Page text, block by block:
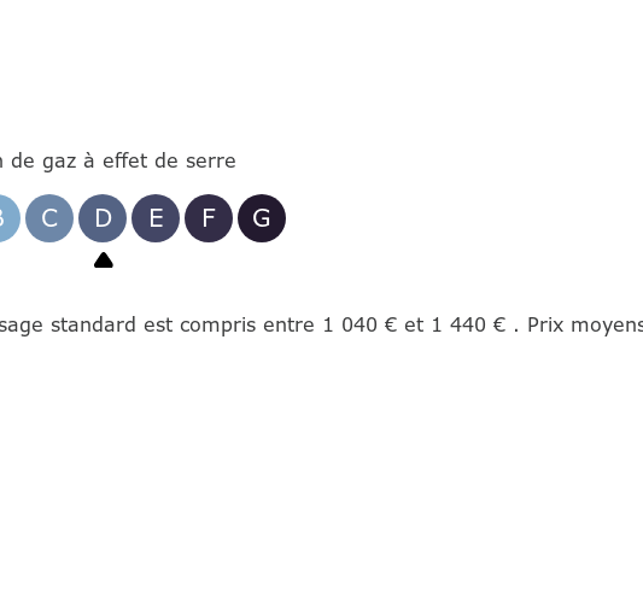
de gaz à effet de serre
C D E F G
standard est compris entre 1 040 € et 1 440 € . Prix